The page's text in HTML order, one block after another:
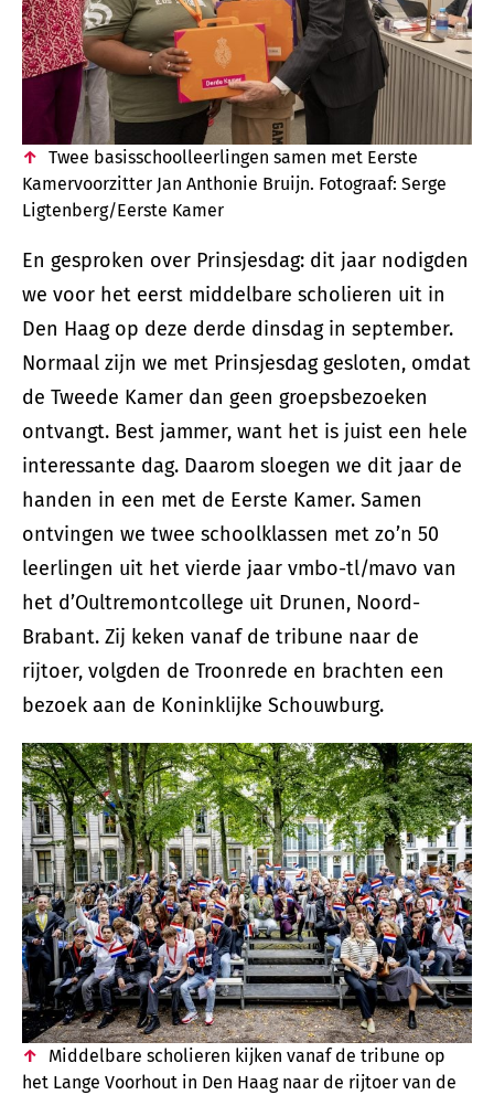
Twee basisschoolleerlingen samen met Eerste
Kamervoorzitter Jan Anthonie Bruijn. Fotograaf: Serge
Ligtenberg/Eerste Kamer
En gesproken over Prinsjesdag: dit jaar nodigden
we voor het eerst middelbare scholieren uit in
Den Haag op deze derde dinsdag in september.
Normaal zijn we met Prinsjesdag gesloten, omdat
de Tweede Kamer dan geen groepsbezoeken
ontvangt. Best jammer, want het is juist een hele
interessante dag. Daarom sloegen we dit jaar de
handen in een met de Eerste Kamer. Samen
ontvingen we twee schoolklassen met zo’n 50
leerlingen uit het vierde jaar vmbo-tl/mavo van
het d’Oultremontcollege uit Drunen, Noord-
Brabant. Zij keken vanaf de tribune naar de
rijtoer, volgden de Troonrede en brachten een
bezoek aan de Koninklijke Schouwburg.
Middelbare scholieren kijken vanaf de tribune op
het Lange Voorhout in Den Haag naar de rijtoer van de